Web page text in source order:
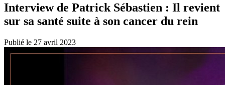
Interview de Patrick Sébastien : Il revient
sur sa santé suite à son cancer du rein
Publié le 27 avril 2023